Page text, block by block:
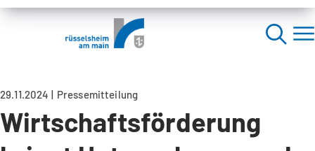
29.11.2024 Pressemitteilung
Wirtschaftsförderung